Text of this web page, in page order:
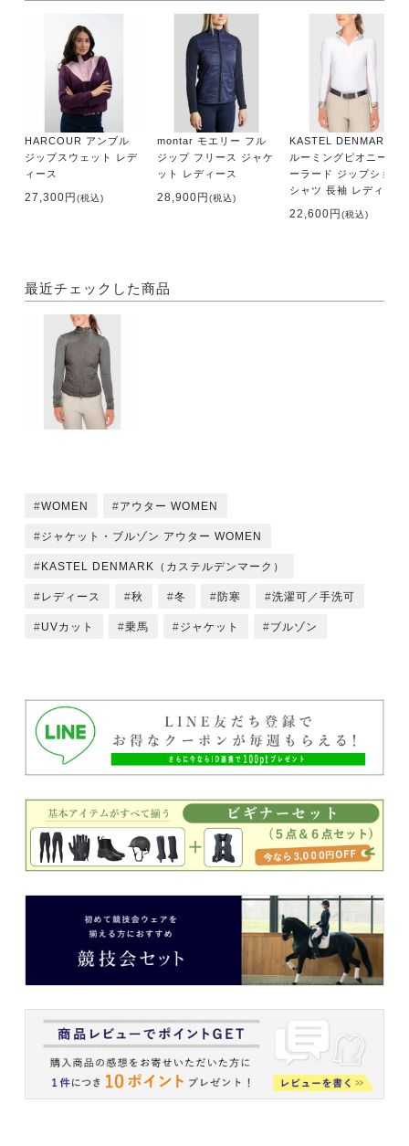
HARCOUR アンブル
ジップスウェット レデ
ィース
27,300円 (税込)
montar モエリー フル
ジップ フリース ジャケ
ット レディース
28,900円 (税込)
KASTEL DENMARK ブ
ルーミングピオニー テ
ーラード ジップショー
シャツ 長袖 レディース
22,600円 (税込)
最近チェックした商品
WOMEN アウター WOMEN
ジャケット・ブルゾン アウター WOMEN
KASTEL DENMARK（カステルデンマーク）
レディース 秋 冬 防寒 洗濯可／手洗可
UVカット 乗馬 ジャケット ブルゾン